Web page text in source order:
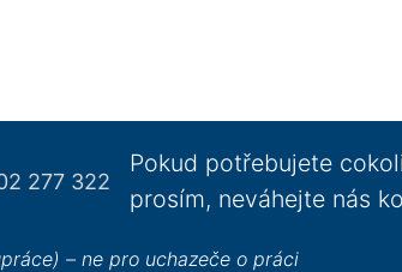
277 322
Pokud potřebujete
prosím, neváhejte nás
– ne pro uchazeče o práci